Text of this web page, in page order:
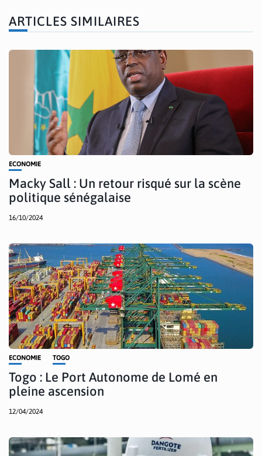
ARTICLES SIMILAIRES
ECONOMIE
Macky Sall : Un retour risqué sur la scène
politique sénégalaise
16/10/2024
ECONOMIE TOGO
Togo : Le Port Autonome de Lomé en
pleine ascension
12/04/2024